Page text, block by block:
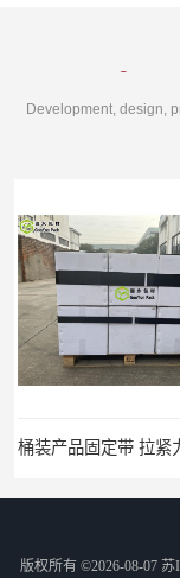
桶装产品固定带 拉紧力好 固永包材
版权所有 ©2026-08-07 苏